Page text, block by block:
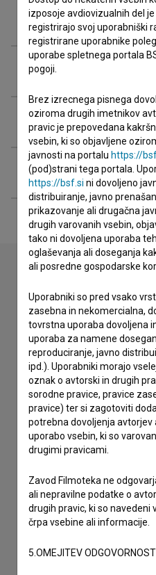
Ekipa
Organizacije
Projekcije
Razširjeni
Stik z uredništvom
Spoštovani, s pomočjo
stik z uredništvom Baze
odzivov.
imam vprašanje
prijavljam napako
želim dodati podatke
drugo
izposoje avdiovizualnih del
registrirajo svoj uporabniški
registrirane uporabnike
uporabe spletnega portala
pogoji.
Brez izrecnega pisnega
oziroma drugih imetnikov
pravic je prepovedana
vsebin, ki so objavljene
javnosti na portalu https://
(pod)strani tega portala.
https://bsf.si ni dovoljeno
distribuiranje, javno
prikazovanje ali drugačna
drugih varovanih vsebin,
tako ni dovoljena uporaba
oglaševanja ali doseganja
ali posredne gospodarske
Uporabniki so pred vsako
zasebna in nekomercialna,
tovrstna uporaba dovoljena
uporaba za namene
reproduciranje, javno
ipd.). Uporabniki morajo
oznak o avtorski in drugih
sorodne pravice, pravice
pravice) ter si zagotoviti
potrebna dovoljenja avtorjev
uporabo vsebin, ki so
drugimi pravicami.
Zavod Filmoteka ne
ali nepravilne podatke o
drugih pravic, ki so navedeni
črpa vsebine ali informacije.
5.OMEJITEV ODGOVORNOSTI